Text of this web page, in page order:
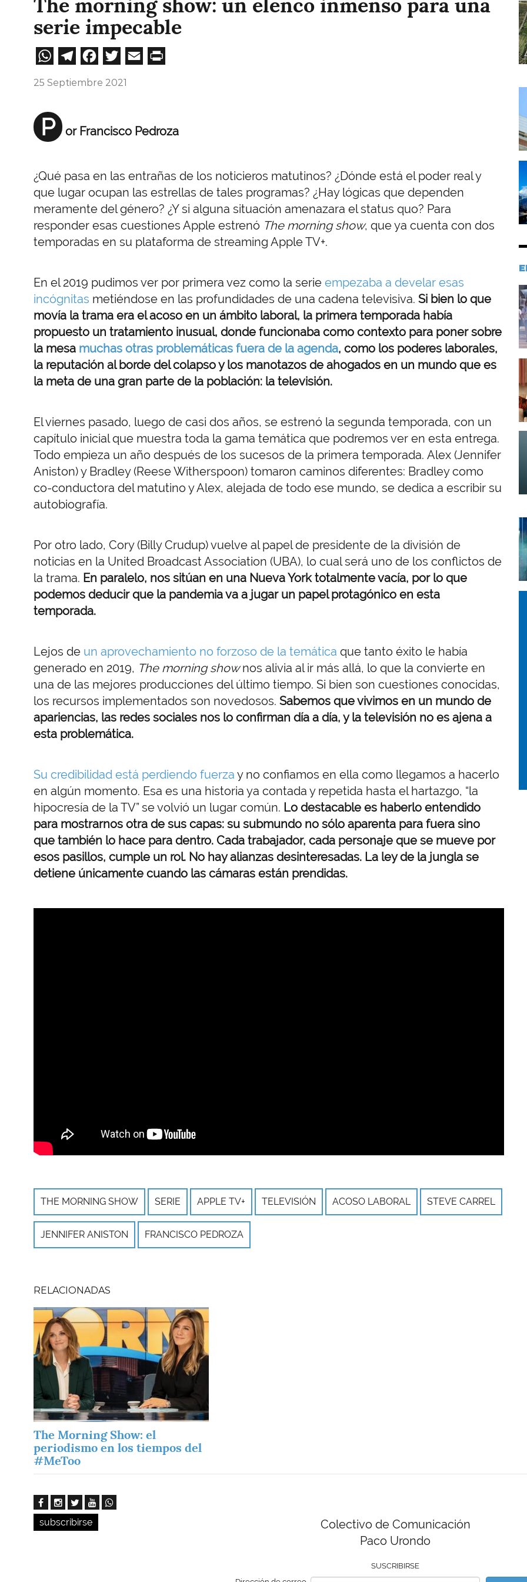
The morning show: un elenco inmenso para una
serie impecable
WhatsApp
Telegram
Facebook
Twitter
Email
25 Septiembre 2021
P or Francisco Pedroza
¿Qué pasa en las entrañas de los noticieros matutinos? ¿Dónde está el poder real y
que lugar ocupan las estrellas de tales programas? ¿Hay lógicas que dependen
meramente del género? ¿Y si alguna situación amenazara el status quo? Para
responder esas cuestiones Apple estrenó The morning show, que ya cuenta con dos
temporadas en su plataforma de streaming Apple TV+.
En el 2019 pudimos ver por primera vez como la serie empezaba a develar esas
incógnitas metiéndose en las profundidades de una cadena televisiva. Si bien lo que
movía la trama era el acoso en un ámbito laboral, la primera temporada había
propuesto un tratamiento inusual, donde funcionaba como contexto para poner sobre
la mesa muchas otras problemáticas fuera de la agenda, como los poderes laborales,
la reputación al borde del colapso y los manotazos de ahogados en un mundo que es
la meta de una gran parte de la población: la televisión.
El viernes pasado, luego de casi dos años, se estrenó la segunda temporada, con un
capítulo inicial que muestra toda la gama temática que podremos ver en esta entrega.
Todo empieza un año después de los sucesos de la primera temporada. Alex (Jennifer
Aniston) y Bradley (Reese Witherspoon) tomaron caminos diferentes: Bradley como
co-conductora del matutino y Alex, alejada de todo ese mundo, se dedica a escribir su
autobiografía.
Por otro lado, Cory (Billy Crudup) vuelve al papel de presidente de la división de
noticias en la United Broadcast Association (UBA), lo cual será uno de los conflictos de
la trama. En paralelo, nos sitúan en una Nueva York totalmente vacía, por lo que
podemos deducir que la pandemia va a jugar un papel protagónico en esta
temporada.
Lejos de un aprovechamiento no forzoso de la temática que tanto éxito le había
generado en 2019, The morning shownos alivia al ir más allá, lo que la convierte en
una de las mejores producciones del último tiempo. Si bien son cuestiones conocidas,
los recursos implementados son novedosos. Sabemos que vivimos en un mundo de
apariencias, las redes sociales nos lo confirman día a día, y la televisión no es ajena a
esta problemática.
Su credibilidad está perdiendo fuerza y no confiamos en ella como llegamos a hacerlo
en algún momento. Esa es una historia ya contada y repetida hasta el hartazgo, “la
hipocresía de la TV” se volvió un lugar común. Lo destacable es haberlo entendido
para mostrarnos otra de sus capas: su submundo no sólo aparenta para fuera sino
que también lo hace para dentro. Cada trabajador, cada personaje que se mueve por
esos pasillos, cumple un rol. No hay alianzas desinteresadas. La ley de la jungla se
detiene únicamente cuando las cámaras están prendidas.
THE MORNING SHOW SERIE APPLE TV+ TELEVISIÓN ACOSO LABORAL STEVE CARREL
JENNIFER ANISTON FRANCISCO PEDROZA
RELACIONADAS
Imagen
The Morning Show: el
periodismo en los tiempos del
#MeToo
subscribirse
Colectivo de Comunicación
Paco Urondo
SUSCRIBIRSE